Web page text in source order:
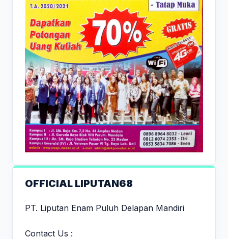
OFFICIAL LIPUTAN68
PT. Liputan Enam Puluh Delapan Mandiri
Contact Us :